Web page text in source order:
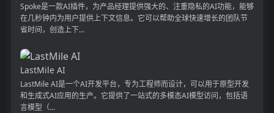
Spoke是一款AI插件，为产品经理提供强大的、注重隐私的AI功能，能够
在几秒钟内为用户提供上下文信息。它可以帮助全球快速增长的团队节
省时间，创造上下...
LastMile AI
LastMile AI是一个AI开发平台，专为工程师而设计，可以用于原型开发
和生成式AI应用的生产。它提供了一站式的多模态AI模型访问，包括语
言模型（...